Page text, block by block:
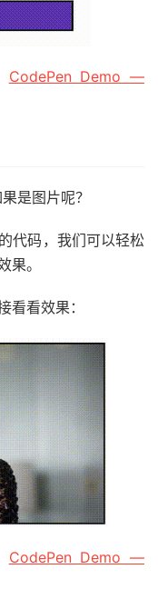
CodePen Demo —
是图片呢？
代码，我们可以轻松
果。
看看效果：
CodePen Demo —